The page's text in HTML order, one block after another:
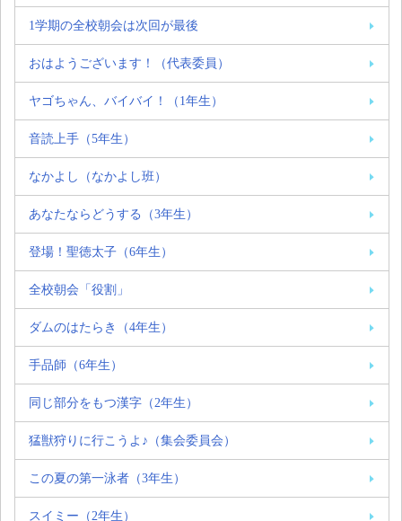
1学期の全校朝会は次回が最後
おはようございます！（代表委員）
ヤゴちゃん、バイバイ！（1年生）
音読上手（5年生）
なかよし（なかよし班）
あなたならどうする（3年生）
登場！聖徳太子（6年生）
全校朝会「役割」
ダムのはたらき（4年生）
手品師（6年生）
同じ部分をもつ漢字（2年生）
猛獣狩りに行こうよ♪（集会委員会）
この夏の第一泳者（3年生）
スイミー（2年生）